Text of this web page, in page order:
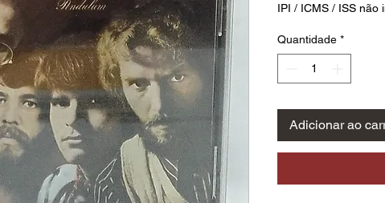
IPI / ICMS / ISS não
Quantidade *
Adicionar ao